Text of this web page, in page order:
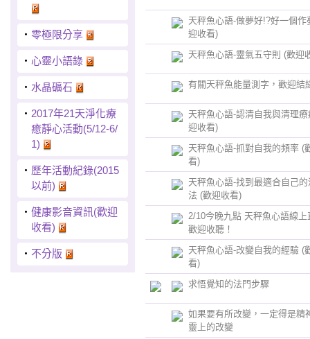
‧ 零極限分享
‧ 心靈小語錄
‧ 水晶礦石
‧ 2017年21天淨化療
癒靜心活動(5/12-6/
1)
‧ 歷年活動紀錄(2015
以前)
‧ 健康影音資訊(歡迎
收看)
‧ 不分版
天秤魚心語-做夢好!?好一個作
迎收看)
天秤魚心語-靈氣五守則 (歡迎
有關天秤魚能量測字，歡迎結
天秤魚心語-認清自我與清理
迎收看)
天秤魚心語-抓對自我的頻率 (
看)
天秤魚心語-找到最適合自己
法 (歡迎收看)
2/10今晚九點 天秤魚心語線上
歡迎收聽！
天秤魚心語-改變自我的經驗 (
看)
求悟覺知的法門步驟
如果要有所改變，一定得是精
靈上的改變